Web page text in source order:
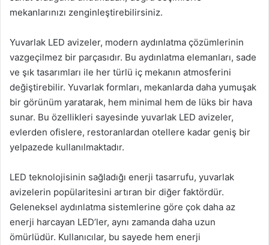
mekanlarınızı zenginleştirebilirsiniz.
Yuvarlak LED avizeler, modern aydınlatma çözümlerinin
vazgeçilmez bir parçasıdır. Bu aydınlatma elemanları, sade
ve şık tasarımları ile her türlü iç mekanın atmosferini
değiştirebilir. Yuvarlak formları, mekanlarda daha yumuşak
bir görünüm yaratarak, hem minimal hem de lüks bir hava
sunar. Bu özellikleri sayesinde yuvarlak LED avizeler,
evlerden ofislere, restoranlardan otellere kadar geniş bir
yelpazede kullanılmaktadır.
LED teknolojisinin sağladığı enerji tasarrufu, yuvarlak
avizelerin popülaritesini artıran bir diğer faktördür.
Geleneksel aydınlatma sistemlerine göre çok daha az
enerji harcayan LED’ler, aynı zamanda daha uzun
ömürlüdür. Kullanıcılar, bu sayede hem enerji